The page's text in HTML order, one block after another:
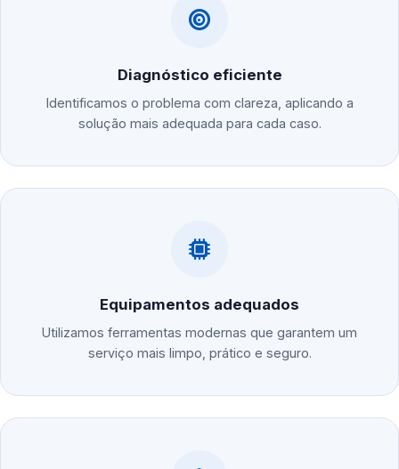
Diagnóstico eficiente
Identificamos o problema com clareza, aplicando a
solução mais adequada para cada caso.
Equipamentos adequados
Utilizamos ferramentas modernas que garantem um
serviço mais limpo, prático e seguro.